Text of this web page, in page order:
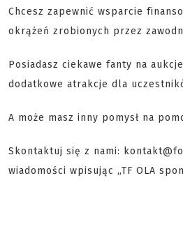
Chcesz zapewnić wsparcie
okrążeń zrobionych przez
Posiadasz ciekawe fanty na
dodatkowe atrakcje dla
A może masz inny pomysł na
Skontaktuj się z nami:
wiadomości wpisując „TF OLA